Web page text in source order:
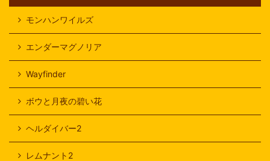
モンハンワイルズ
エンダーマグノリア
Wayfinder
ボウと月夜の碧い花
ヘルダイバー2
レムナント2